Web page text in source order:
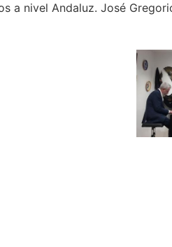
a nivel Andaluz. José